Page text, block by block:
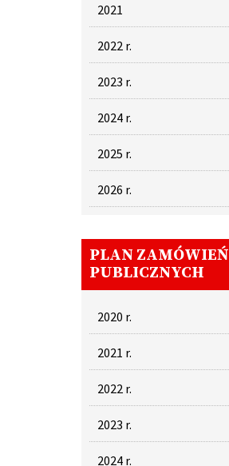
2021
2022 r.
2023 r.
2024 r.
2025 r.
2026 r.
PLAN ZAMÓWIEŃ
PUBLICZNYCH
2020 r.
2021 r.
2022 r.
2023 r.
2024 r.